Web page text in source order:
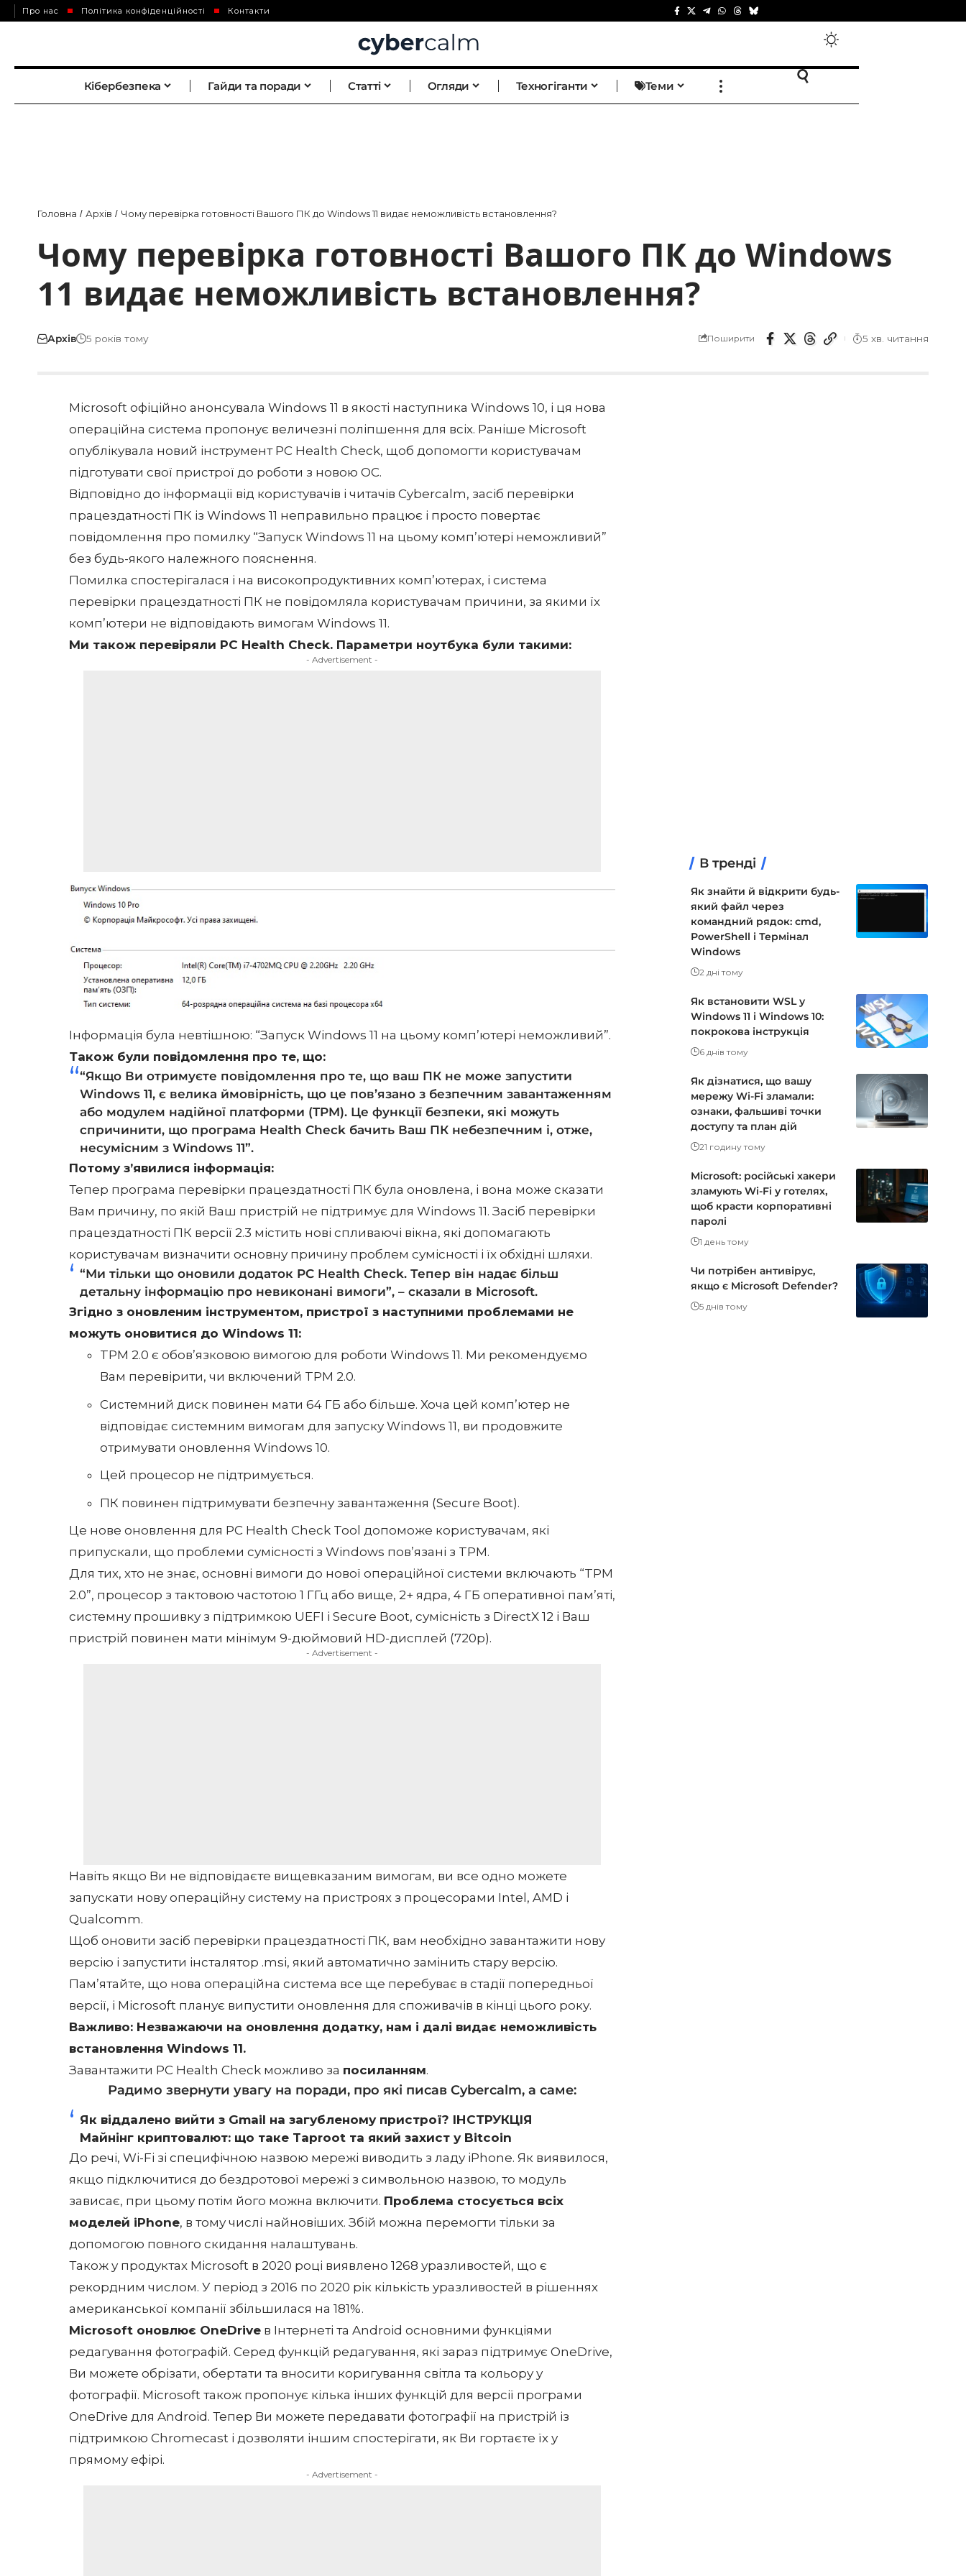
Про нас Політика конфіденційності Контакти
Кібербезпека Гайди та поради Статті Огляди Техногіганти Теми
Головна / Архів / Чому перевірка готовності Вашого ПК до Windows 11 видає неможливість встановлення?
Чому перевірка готовності Вашого ПК до Windows
11 видає неможливість встановлення?
Архів 5 років тому Поширити 5 хв. читання
Microsoft офіційно анонсувала Windows 11 в якості наступника Windows 10, і ця нова
операційна система пропонує величезні поліпшення для всіх. Раніше Microsoft
опублікувала новий інструмент PC Health Check, щоб допомогти користувачам
підготувати свої пристрої до роботи з новою ОС.
Відповідно до інформації від користувачів і читачів Cybercalm, засіб перевірки
працездатності ПК із Windows 11 неправильно працює і просто повертає
повідомлення про помилку “Запуск Windows 11 на цьому комп’ютері неможливий”
без будь-якого належного пояснення.
Помилка спостерігалася і на високопродуктивних комп’ютерах, і система
перевірки працездатності ПК не повідомляла користувачам причини, за якими їх
комп’ютери не відповідають вимогам Windows 11.
Ми також перевіряли PC Health Check. Параметри ноутбука були такими:
- Advertisement -
Інформація була невтішною: “Запуск Windows 11 на цьому комп’ютері неможливий”.
Також були повідомлення про те, що:
“Якщо Ви отримуєте повідомлення про те, що ваш ПК не може запустити
Windows 11, є велика ймовірність, що це пов’язано з безпечним завантаженням
або модулем надійної платформи (TPM). Це функції безпеки, які можуть
спричинити, що програма Health Check бачить Ваш ПК небезпечним і, отже,
несумісним з Windows 11”.
Потому з’явилися інформація:
Тепер програма перевірки працездатності ПК була оновлена, і вона може сказати
Вам причину, по якій Ваш пристрій не підтримує для Windows 11. Засіб перевірки
працездатності ПК версії 2.3 містить нові спливаючі вікна, які допомагають
користувачам визначити основну причину проблем сумісності і їх обхідні шляхи.
“Ми тільки що оновили додаток PC Health Check. Тепер він надає більш
детальну інформацію про невиконані вимоги”, – сказали в Microsoft.
Згідно з оновленим інструментом, пристрої з наступними проблемами не
можуть оновитися до Windows 11:
TPM 2.0 є обов’язковою вимогою для роботи Windows 11. Ми рекомендуємо
Вам перевірити, чи включений TPM 2.0.
Системний диск повинен мати 64 ГБ або більше. Хоча цей комп’ютер не
відповідає системним вимогам для запуску Windows 11, ви продовжите
отримувати оновлення Windows 10.
Цей процесор не підтримується.
ПК повинен підтримувати безпечну завантаження (Secure Boot).
Це нове оновлення для PC Health Check Tool допоможе користувачам, які
припускали, що проблеми сумісності з Windows пов’язані з TPM.
Для тих, хто не знає, основні вимоги до нової операційної системи включають “TPM
2.0”, процесор з тактовою частотою 1 ГГц або вище, 2+ ядра, 4 ГБ оперативної пам’яті,
системну прошивку з підтримкою UEFI і Secure Boot, сумісність з DirectX 12 і Ваш
пристрій повинен мати мінімум 9-дюймовий HD-дисплей (720p).
- Advertisement -
Навіть якщо Ви не відповідаєте вищевказаним вимогам, ви все одно можете
запускати нову операційну систему на пристроях з процесорами Intel, AMD і
Qualcomm.
Щоб оновити засіб перевірки працездатності ПК, вам необхідно завантажити нову
версію і запустити інсталятор .msi, який автоматично замінить стару версію.
Пам’ятайте, що нова операційна система все ще перебуває в стадії попередньої
версії, і Microsoft планує випустити оновлення для споживачів в кінці цього року.
Важливо: Незважаючи на оновлення додатку, нам і далі видає неможливість
встановлення Windows 11.
Завантажити PC Health Check можливо за посиланням.
Радимо звернути увагу на поради, про які писав Cybercalm, а саме:
Як віддалено вийти з Gmail на загубленому пристрої? ІНСТРУКЦІЯ
Майнінг криптовалют: що таке Taproot та який захист у Bitcoin
До речі, Wi-Fi зі специфічною назвою мережі виводить з ладу iPhone. Як виявилося,
якщо підключитися до бездротової мережі з символьною назвою, то модуль
зависає, при цьому потім його можна включити. Проблема стосується всіх
моделей iPhone, в тому числі найновіших. Збій можна перемогти тільки за
допомогою повного скидання налаштувань.
Також у продуктах Microsoft в 2020 році виявлено 1268 уразливостей, що є
рекордним числом. У період з 2016 по 2020 рік кількість уразливостей в рішеннях
американської компанії збільшилася на 181%.
Microsoft оновлює OneDrive в Інтернеті та Android основними функціями
редагування фотографій. Серед функцій редагування, які зараз підтримує OneDrive,
Ви можете обрізати, обертати та вносити коригування світла та кольору у
фотографії. Microsoft також пропонує кілька інших функцій для версії програми
OneDrive для Android. Тепер Ви можете передавати фотографії на пристрій із
підтримкою Chromecast і дозволяти іншим спостерігати, як Ви гортаєте їх у
прямому ефірі.
- Advertisement -
В тренді
Як знайти й відкрити будь-
який файл через
командний рядок: cmd,
PowerShell і Термінал
Windows
2 дні тому
Як встановити WSL у
Windows 11 і Windows 10:
покрокова інструкція
6 днів тому
Як дізнатися, що вашу
мережу Wi-Fi зламали:
ознаки, фальшиві точки
доступу та план дій
21 годину тому
Microsoft: російські хакери
зламують Wi-Fi у готелях,
щоб красти корпоративні
паролі
1 день тому
Чи потрібен антивірус,
якщо є Microsoft Defender?
5 днів тому